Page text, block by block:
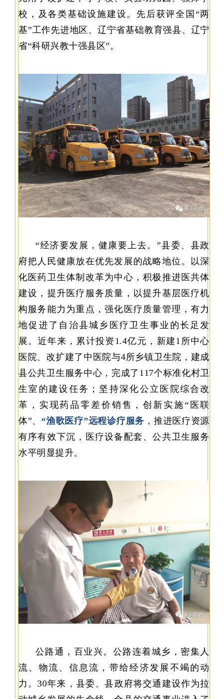
校，及各类基础设施建设。先后获评全国“两
基”工作先进地区、辽宁省基础教育强县、辽宁
省“科研兴教十强县区”。
“经济要发展，健康要上去。”县委、县政
府把人民健康放在优先发展的战略地位。以深
化医药卫生体制改革为中心，积极推进医共体
建设，提升医疗服务质量，以提升基层医疗机
构服务能力为重点，强化医疗质量管理，有力
地促进了自治县城乡医疗卫生事业的长足发
展。近年来，累计投资1.4亿元，新建1所中心
医院、改扩建了中医院与4所乡镇卫生院，建成
县公共卫生服务中心，完成了117个标准化村卫
生室的建设任务；坚持深化公立医院综合改
革，实现药品零差价销售，创新实施“医联
体”、 “渔歌医疗”远程诊疗服务 ，推进医疗资源
有序有效下沉，医疗设备配套、公共卫生服务
水平明显提升。
公路通，百业兴。公路连着城乡，密集人
流、物流、信息流，带给经济发展不竭的动
力。30年来，县委、县政府将交通建设作为拉